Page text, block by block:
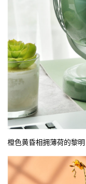
橙色黄昏相拥薄荷的黎明